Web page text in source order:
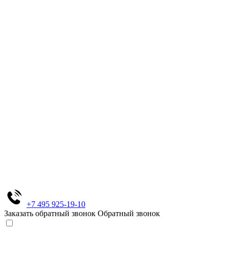
+7 495 925-19-10
Заказать обратный звонок Обратный звонок